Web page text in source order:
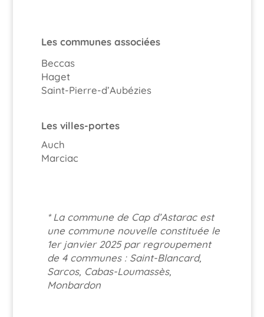
Les communes associées
Beccas
Haget
Saint-Pierre-d’Aubézies
Les villes-portes
Auch
Marciac
* La commune de Cap d’Astarac est
une commune nouvelle constituée le
1er janvier 2025 par regroupement
de 4 communes : Saint-Blancard,
Sarcos, Cabas-Loumassès,
Monbardon